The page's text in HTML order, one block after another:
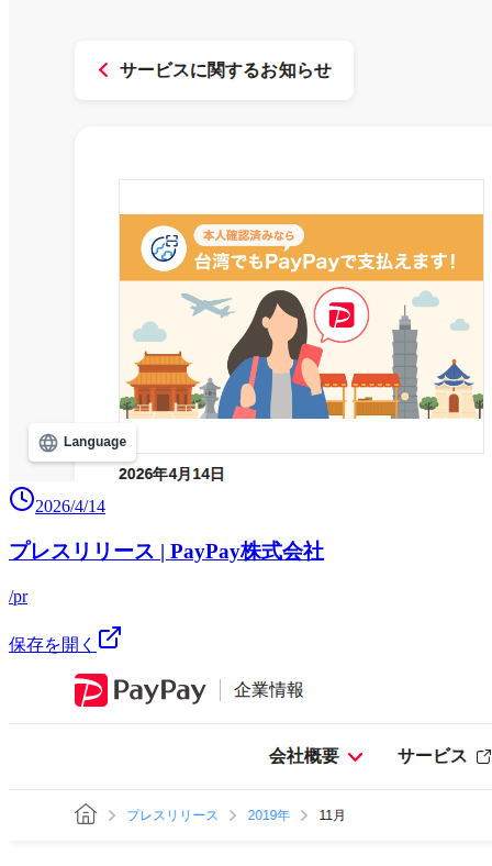
2026/4/14
プレスリリース | PayPay株式会社
/pr
保存を開く